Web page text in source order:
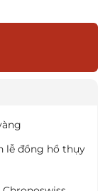
lễ đồng hồ thụy